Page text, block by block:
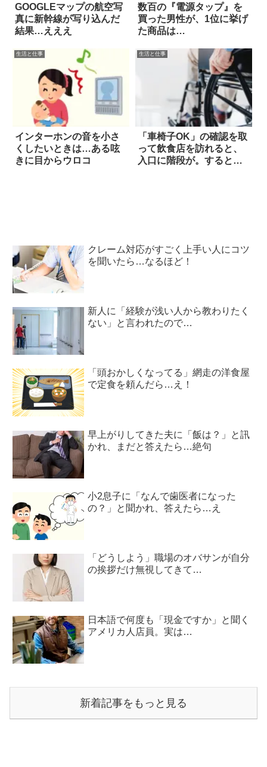
GOOGLEマップの航空写
真に新幹線が写り込んだ
結果…えええ
数百の『電源タップ』を
買った男性が、1位に挙げ
た商品は…
生活と仕事
インターホンの音を小さ
くしたいときは…ある呟
きに目からウロコ
生活と仕事
「車椅子OK」の確認を取
って飲食店を訪れると、
入口に階段が。すると…
クレーム対応がすごく上手い人にコツ
を聞いたら…なるほど！
新人に「経験が浅い人から教わりたく
ない」と言われたので…
「頭おかしくなってる」網走の洋食屋
で定食を頼んだら…え！
早上がりしてきた夫に「飯は？」と訊
かれ、まだと答えたら…絶句
小2息子に「なんで歯医者になった
の？」と聞かれ、答えたら…え
「どうしよう」職場のオバサンが自分
の挨拶だけ無視してきて…
日本語で何度も「現金ですか」と聞く
アメリカ人店員。実は…
新着記事をもっと見る